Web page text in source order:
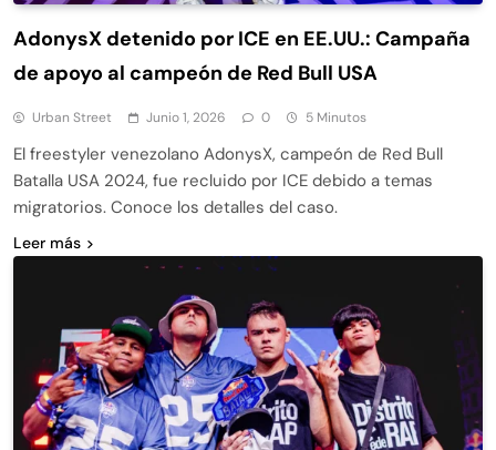
AdonysX detenido por ICE en EE.UU.: Campaña
de apoyo al campeón de Red Bull USA
Urban Street Junio 1, 2026 0 5 Minutos
El freestyler venezolano AdonysX, campeón de Red Bull
Batalla USA 2024, fue recluido por ICE debido a temas
migratorios. Conoce los detalles del caso.
Leer más